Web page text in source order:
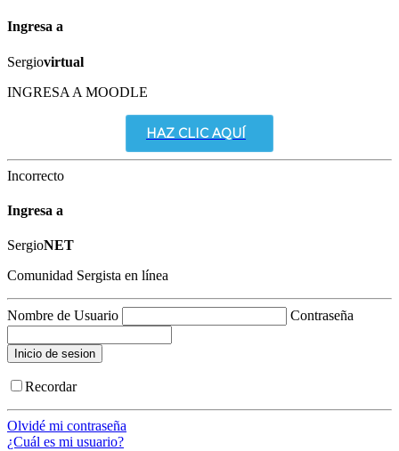
Ingresa a
Sergiovirtual
INGRESA A MOODLE
HAZ CLIC AQUÍ
Incorrecto
Ingresa a
SergioNET
Comunidad Sergista en línea
Nombre de Usuario Contraseña
Recordar
Olvidé mi contraseña
¿Cuál es mi usuario?